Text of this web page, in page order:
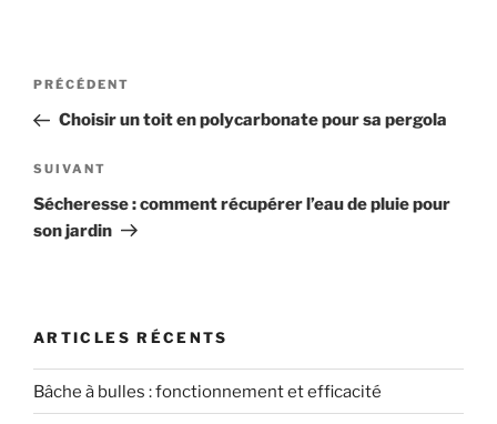
Navigation
l’article
Article
précédent
PRÉCÉDENT
Choisir un toit en polycarbonate pour sa pergola
Article
suivant
SUIVANT
Sécheresse : comment récupérer l’eau de pluie pour
son jardin
ARTICLES RÉCENTS
Bâche à bulles : fonctionnement et efficacité